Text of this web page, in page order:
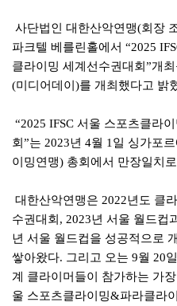
사단법인 대한산악연맹(회장
파크텔 베를린홀에서 “2025
클라이밍 세계선수권대회”개
(미디어데이)를 개최했다고 밝
“2025 IFSC 서울 스포츠클라이
회”는 2023년 4월 1 일 싱가포
이밍연맹) 총회에서 만장일치
대한산악연맹은 2022년도 클
수권대회, 2023년 서울 월드컵
년 서울 월드컵을 성공적으로
쌓아왔다. 그리고 오는 9월 20
계 클라이머들이 참가하는 가
울 스포츠클라이밍&파라클라